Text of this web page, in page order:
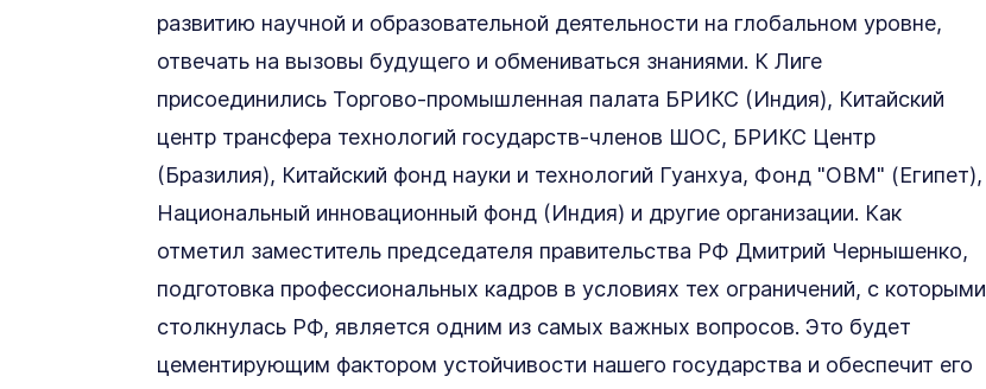
развитию научной и образовательной деятельности на глобальном уровне,
отвечать на вызовы будущего и обмениваться знаниями. К Лиге
присоединились Торгово-промышленная палата БРИКС (Индия), Китайский
центр трансфера технологий государств-членов ШОС, БРИКС Центр
(Бразилия), Китайский фонд науки и технологий Гуанхуа, Фонд "OBM" (Египет),
Национальный инновационный фонд (Индия) и другие организации. Как
отметил заместитель председателя правительства РФ Дмитрий Чернышенко,
подготовка профессиональных кадров в условиях тех ограничений, с которыми
столкнулась РФ, является одним из самых важных вопросов. Это будет
цементирующим фактором устойчивости нашего государства и обеспечит его